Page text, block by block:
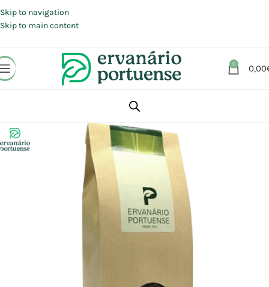
Skip to navigation
Skip to main content
0 0,00